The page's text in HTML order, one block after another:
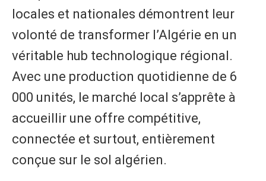
locales et nationales démontrent leur
volonté de transformer l’Algérie en un
véritable hub technologique régional.
​Avec une production quotidienne de 6
000 unités, le marché local s’apprête à
accueillir une offre compétitive,
connectée et surtout, entièrement
conçue sur le sol algérien.